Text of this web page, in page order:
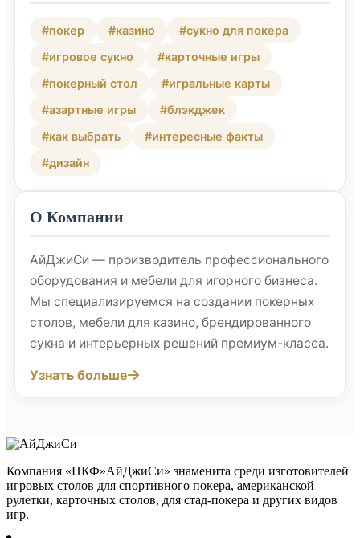
#покер #казино
#сукно для покера
#игровое сукно
#карточные игры
#покерный стол
#игральные карты
#азартные игры
#блэкджек
#как выбрать
#интересные факты
#дизайн
О Компании
АйДжиСи — производитель профессионального
оборудования и мебели для игорного бизнеса.
Мы специализируемся на создании покерных
столов, мебели для казино, брендированного
сукна и интерьерных решений премиум-класса.
Узнать больше
Компания «ПКФ»АйДжиСи» знаменита среди изготовителей
игровых столов для спортивного покера, американской
рулетки, карточных столов, для стад-покера и других видов
игр.